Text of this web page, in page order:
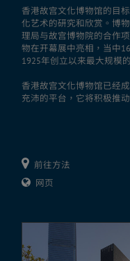
香港故宫文化博物馆的目
化艺术的研究和欣赏。博
理局与故宫博物院的合作
物在开幕展中亮相，当中
1925年创立以来最大规模
香港故宫文化博物馆已经
充沛的平台，它将积极推
并增强文化创造力和跨领
和出版，以及教育、文化
香港故宫文化博物馆由香
建筑」、「中国艺术」与
递进的空间布局，以垂直
颁发的2022/23全年境内建
前往方法
网页